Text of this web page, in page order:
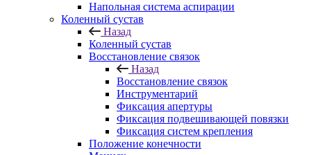
Напольная система аспирации
Коленный сустав
Назад
Коленный сустав
Восстановление связок
Назад
Восстановление связок
Инструментарий
Фиксация апертуры
Фиксация подвешивающей повязки
Фиксация систем крепления
Положение конечности